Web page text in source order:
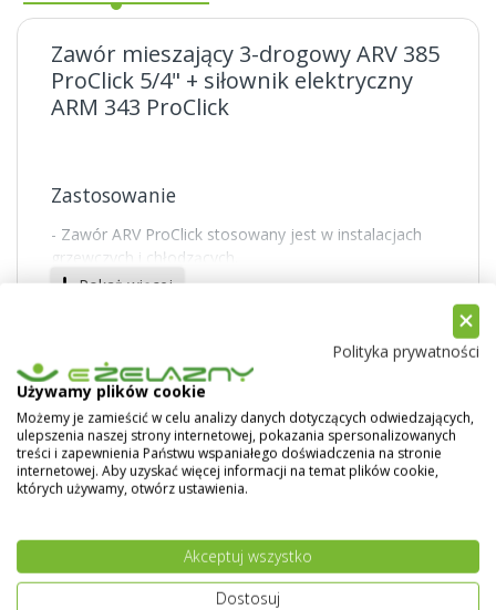
Zawór mieszający 3-drogowy ARV 385
ProClick 5/4" + siłownik elektryczny
ARM 343 ProClick
Zastosowanie
- Zawór ARV ProClick stosowany jest w instalacjach
grzewczych i chłodzących.
- Możliwość montażu na powrocie do kotła jako
zawór mieszający.
- Miesza w odpowiednich proporcjach strumienie
czynnika, by uzyskać wymaganą temperaturę.
- Wyposażony w siłownik elektryczny ARM ProClick,
który połączony z odpowiednim regulatorem
zautomatyzuje pracę zaworu.
Pokaż więcej
Polityka prywatności
Używamy plików cookie
Możemy je zamieścić w celu analizy danych dotyczących odwiedzających,
ulepszenia naszej strony internetowej, pokazania spersonalizowanych
treści i zapewnienia Państwu wspaniałego doświadczenia na stronie
internetowej. Aby uzyskać więcej informacji na temat plików cookie,
których używamy, otwórz ustawienia.
Akceptuj wszystko
Dostosuj